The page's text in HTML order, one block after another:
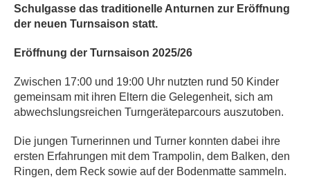
Schulgasse das traditionelle Anturnen zur Eröffnung
der neuen Turnsaison statt.
Eröffnung der Turnsaison 2025/26
Zwischen 17:00 und 19:00 Uhr nutzten rund 50 Kinder
gemeinsam mit ihren Eltern die Gelegenheit, sich am
abwechslungsreichen Turngeräteparcours auszutoben.
Die jungen Turnerinnen und Turner konnten dabei ihre
ersten Erfahrungen mit dem Trampolin, dem Balken, den
Ringen, dem Reck sowie auf der Bodenmatte sammeln.